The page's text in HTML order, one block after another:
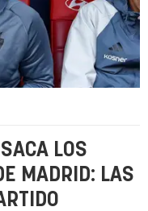
LOS
MADRID: LAS